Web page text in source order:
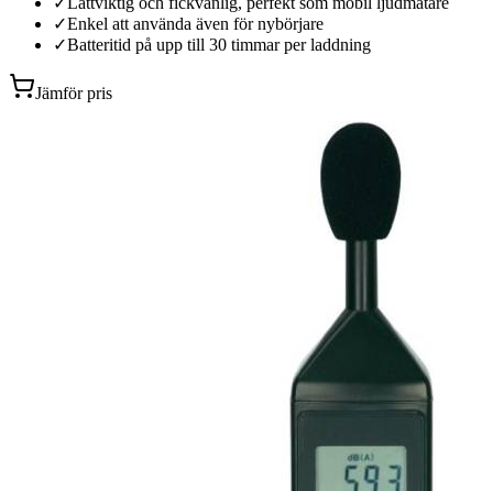
✓Enkel att använda även för nybörjare
✓Batteritid på upp till 30 timmar per laddning
Jämför pris